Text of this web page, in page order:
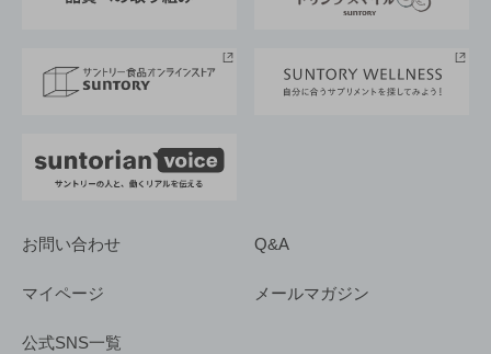
採用情報
お問い合わせ Q&A
マイページ メールマガジン
公式SNS一覧